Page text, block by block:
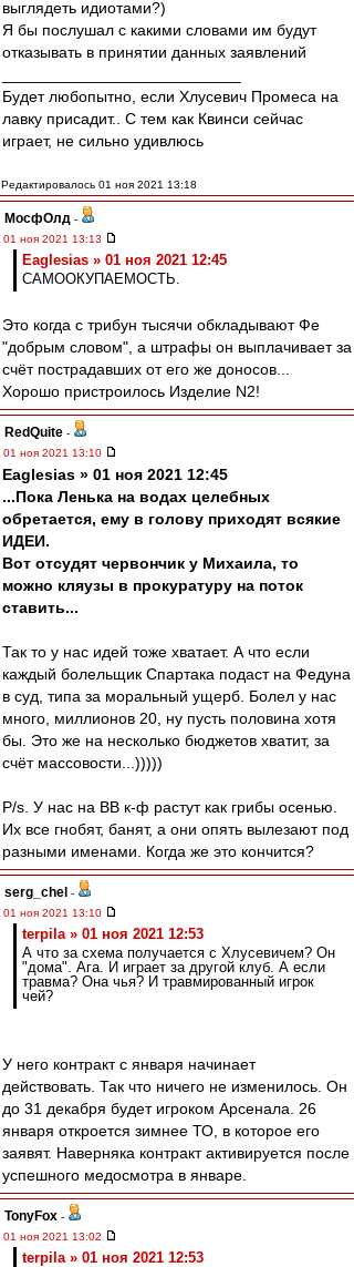
выглядеть идиотами?)
Я бы послушал с какими словами им будут
отказывать в принятии данных заявлений
Будет любопытно, если Хлусевич Промеса на
лавку присадит.. С тем как Квинси сейчас
играет, не сильно удивлюсь
Редактировалось 01 ноя 2021 13:18
МосфОлд -
01 ноя 2021 13:13
Eaglesias » 01 ноя 2021 12:45
САМООКУПАЕМОСТЬ.
Это когда с трибун тысячи обкладывают Фе
"добрым словом", а штрафы он выплачивает за
счёт пострадавших от его же доносов...
Хорошо пристроилось Изделие N2!
RedQuite -
01 ноя 2021 13:10
Eaglesias » 01 ноя 2021 12:45
...Пока Ленька на водах целебных
обретается, ему в голову приходят всякие
ИДЕИ.
Вот отсудят червончик у Михаила, то
можно кляузы в прокуратуру на поток
ставить...
Так то у нас идей тоже хватает. А что если
каждый болельщик Спартака подаст на Федуна
в суд, типа за моральный ущерб. Болел у нас
много, миллионов 20, ну пусть половина хотя
бы. Это же на несколько бюджетов хватит, за
счёт массовости...)))))
P/s. У нас на ВВ к-ф растут как грибы осенью.
Их все гнобят, банят, а они опять вылезают под
разными именами. Когда же это кончится?
serg_chel -
01 ноя 2021 13:10
terpila » 01 ноя 2021 12:53
А что за схема получается с Хлусевичем? Он
"дома". Ага. И играет за другой клуб. А если
травма? Она чья? И травмированный игрок
чей?
У него контракт с января начинает
действовать. Так что ничего не изменилось. Он
до 31 декабря будет игроком Арсенала. 26
января откроется зимнее ТО, в которое его
заявят. Наверняка контракт активируется после
успешного медосмотра в январе.
TonyFox -
01 ноя 2021 13:02
terpila » 01 ноя 2021 12:53